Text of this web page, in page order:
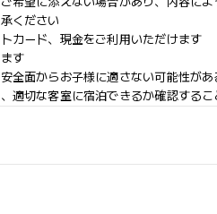
ください
カード、現金をご利用いただけます
す
全面からお子様に適さない可能性が
適切な客室に宿泊できるか確認するこ